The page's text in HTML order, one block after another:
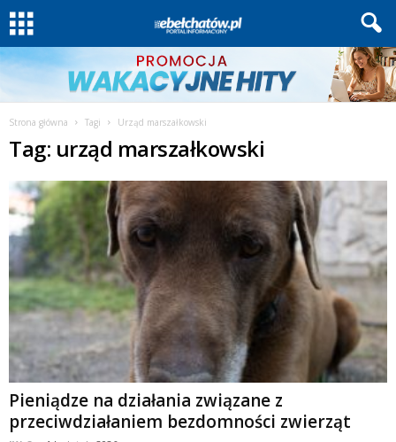
Strona główna Tagi Urząd marszałkowski
Tag: urząd marszałkowski
Pieniądze na działania związane z
przeciwdziałaniem bezdomności zwierząt